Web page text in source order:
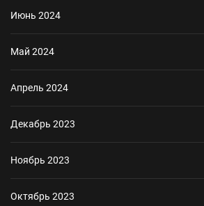
Июнь 2024
Май 2024
Апрель 2024
Декабрь 2023
Ноябрь 2023
Октябрь 2023